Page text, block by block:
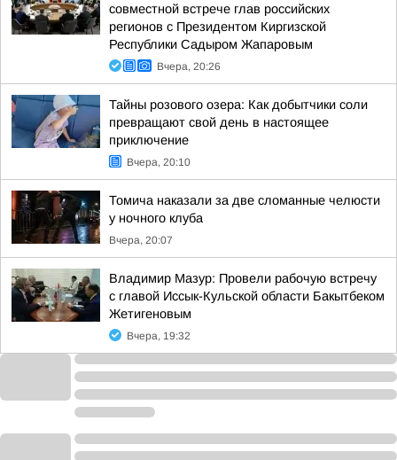
совместной встрече глав российских
регионов с Президентом Киргизской
Республики Садыром Жапаровым
Вчера, 20:26
Тайны розового озера: Как добытчики соли
превращают свой день в настоящее
приключение
Вчера, 20:10
Томича наказали за две сломанные челюсти
у ночного клуба
Вчера, 20:07
Владимир Мазур: Провели рабочую встречу
с главой Иссык-Кульской области Бакытбеком
Жетигеновым
Вчера, 19:32